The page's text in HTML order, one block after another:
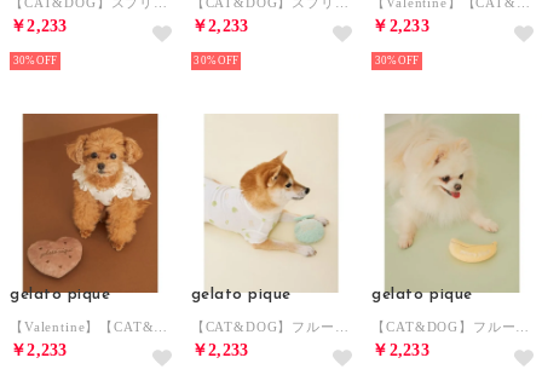
￥2,233
30%
￥2,233
30%
￥2,233
30%
gelato pique
￥2,233
gelato pique
￥2,233
gelato pique
￥2,233